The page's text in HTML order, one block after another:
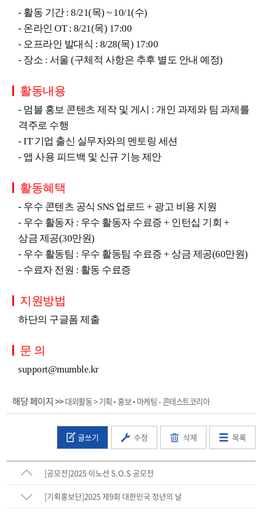
- 활동 기간 : 8/21(목) ~ 10/1(수)
- 온라인 OT : 8/21(목) 17:00
- 오프라인 발대식 : 8/28(목) 17:00
- 장소 : 서울 (구체적 사항은 추후 별도 안내 예정)
활동내용
- 멈블 홍보 콘텐츠 제작 및 게시 : 개인 과제와 팀 과제를
격주로 수행
- IT 기업 출신 실무자와의 멘토링 세션
- 앱 사용 피드백 및 신규 기능 제안
활동혜택
- 우수 콘텐츠 공식 SNS 업로드 + 광고 비용 지원
- 우수 활동자 : 우수 활동자 수료증 + 인턴십 기회 +
상금 제공(30만원)
- 우수 활동팀 : 우수 활동팀 수료증 + 상금 제공(60만원)
- 수료자 전원 : 활동 수료증
지원방법
하단의 구글폼 제출
문 의
support@mumble.kr
해당 페이지 >>대외활동 > 기획 • 홍보 • 마케팅 - 콘테스트코리아
글쓰기 수정 삭제 목록
[공모전]2025 이노션 S.O.S 공모전
[기획홍보단]2025 제9회 대한민국 청년의 날